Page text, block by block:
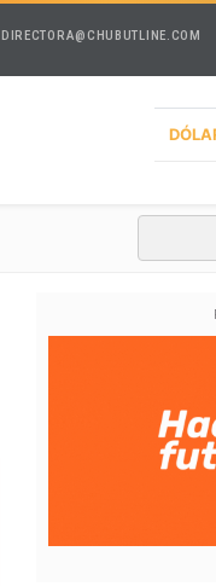
DIRECTORA@CHUBUTLINE.COM